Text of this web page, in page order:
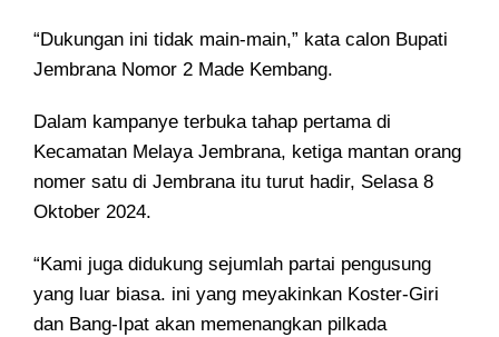
“Dukungan ini tidak main-main,” kata calon Bupati
Jembrana Nomor 2 Made Kembang.
Dalam kampanye terbuka tahap pertama di
Kecamatan Melaya Jembrana, ketiga mantan orang
nomer satu di Jembrana itu turut hadir, Selasa 8
Oktober 2024.
“Kami juga didukung sejumlah partai pengusung
yang luar biasa. ini yang meyakinkan Koster-Giri
dan Bang-Ipat akan memenangkan pilkada